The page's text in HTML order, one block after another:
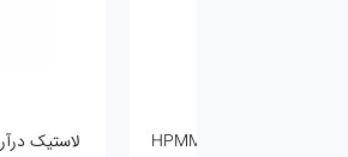
لاستیک درآر ۴ پدال سواری کمرشکن PULI-1231